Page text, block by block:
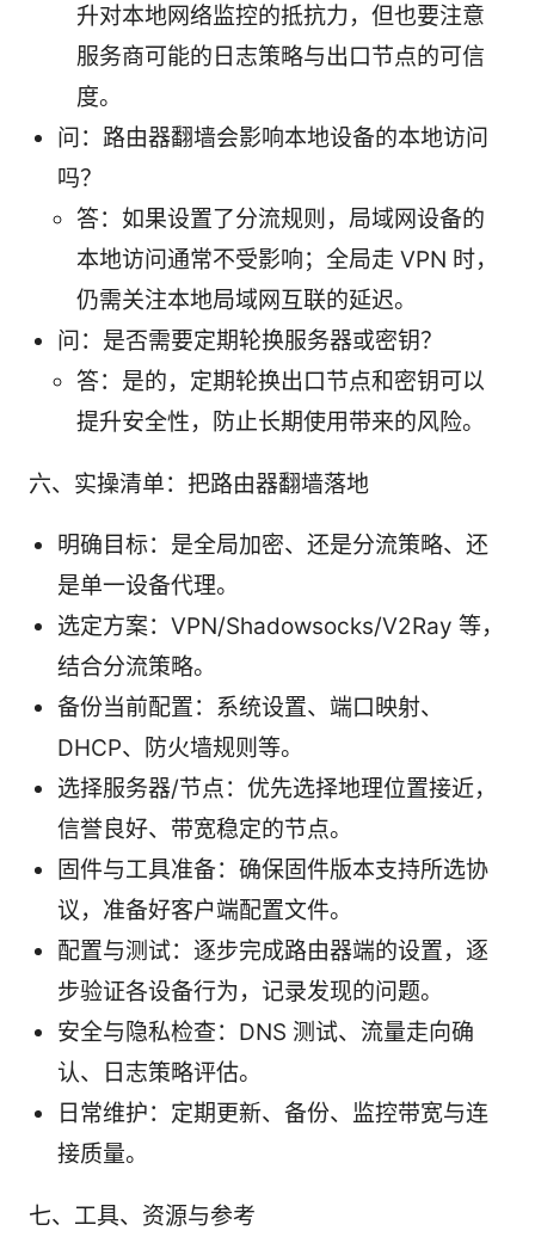
升对本地网络监控的抵抗力，但也要注意
服务商可能的日志策略与出口节点的可信
度。
问：路由器翻墙会影响本地设备的本地访问
吗？
答：如果设置了分流规则，局域网设备的
本地访问通常不受影响；全局走 VPN 时，
仍需关注本地局域网互联的延迟。
问：是否需要定期轮换服务器或密钥？
答：是的，定期轮换出口节点和密钥可以
提升安全性，防止长期使用带来的风险。
六、实操清单：把路由器翻墙落地
明确目标：是全局加密、还是分流策略、还
是单一设备代理。
选定方案：VPN/Shadowsocks/V2Ray 等，
结合分流策略。
备份当前配置：系统设置、端口映射、
DHCP、防火墙规则等。
选择服务器/节点：优先选择地理位置接近，
信誉良好、带宽稳定的节点。
固件与工具准备：确保固件版本支持所选协
议，准备好客户端配置文件。
配置与测试：逐步完成路由器端的设置，逐
步验证各设备行为，记录发现的问题。
安全与隐私检查：DNS 测试、流量走向确
认、日志策略评估。
日常维护：定期更新、备份、监控带宽与连
接质量。
七、工具、资源与参考